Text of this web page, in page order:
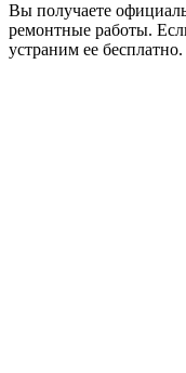
Вы получаете
ремонтные работы.
устраним ее бесплатно.